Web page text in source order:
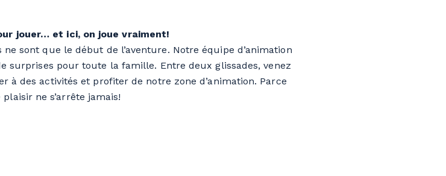
jouer… et ici, on joue vraiment!
sont que le début de l’aventure. Notre équipe d’animation
surprises pour toute la famille. Entre deux glissades, venez
à des activités et profiter de notre zone d’animation. Parce
plaisir ne s’arrête jamais!